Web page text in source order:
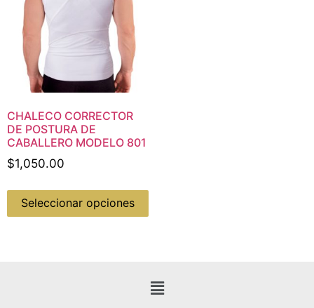
CHALECO CORRECTOR
DE POSTURA DE
CABALLERO MODELO 801
$1,050.00
Seleccionar opciones